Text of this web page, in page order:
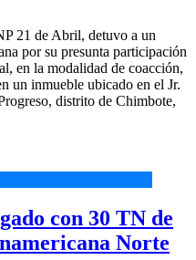
21 de Abril, detuvo a un
por su presunta participación
en la modalidad de coacción,
un inmueble ubicado en el Jr.
distrito de Chimbote,
con 30 TN de
Norte